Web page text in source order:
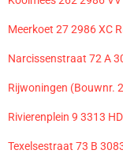
Meerkoet 27 2986 XC
Narcissenstraat 72 A
Rijwoningen (Bouwnr.
Rivierenplein 9 3313
Texelsestraat 73 B